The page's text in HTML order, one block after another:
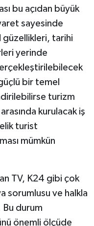
bu açıdan büyük
sayesinde
güzellikleri, tarihi
yerinde
bir temel
turizm
kurulacak iş
turist
mümkün
TV, K24 gibi çok
sorumlusu ve halkla
Bu durum
önemli ölçüde